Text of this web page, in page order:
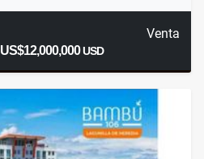
Venta
US$12,000,000USD